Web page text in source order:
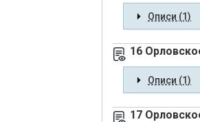
Описи (1)
16
Описи (1)
17